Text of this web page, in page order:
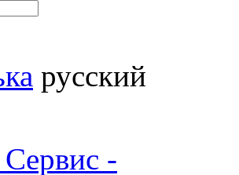
русский